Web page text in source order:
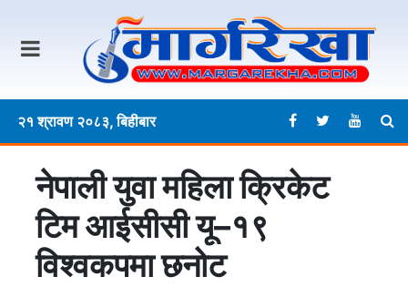
२१ श्रावण २०८३, बिहीबार
नेपाली युवा महिला क्रिकेट
टिम आईसीसी यू–१९
विश्वकपमा छनोट